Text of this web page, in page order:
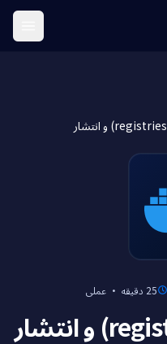
25 دقیقه · عملی